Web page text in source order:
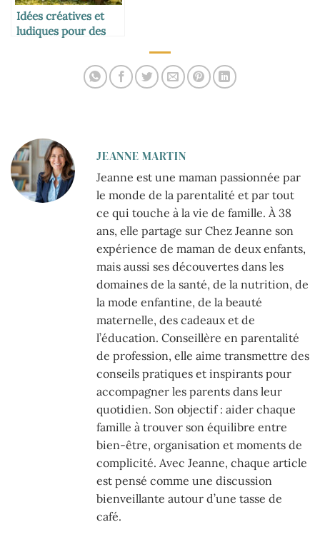
Idées créatives et
ludiques pour des
JEANNE MARTIN
Jeanne est une maman passionnée par
le monde de la parentalité et par tout
ce qui touche à la vie de famille. À 38
ans, elle partage sur Chez Jeanne son
expérience de maman de deux enfants,
mais aussi ses découvertes dans les
domaines de la santé, de la nutrition, de
la mode enfantine, de la beauté
maternelle, des cadeaux et de
l’éducation. Conseillère en parentalité
de profession, elle aime transmettre des
conseils pratiques et inspirants pour
accompagner les parents dans leur
quotidien. Son objectif : aider chaque
famille à trouver son équilibre entre
bien-être, organisation et moments de
complicité. Avec Jeanne, chaque article
est pensé comme une discussion
bienveillante autour d’une tasse de
café.